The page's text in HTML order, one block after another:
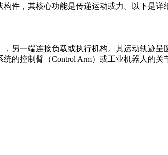
件，其核心功能是传递运动或力。以下是详
另一端连接负载或执行机构。其运动轨迹
的控制臂（Control Arm）或工业机器人的关